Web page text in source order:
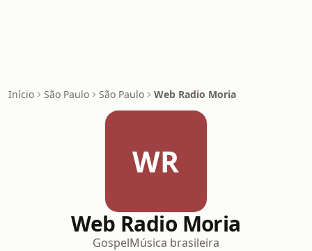
Início São Paulo São Paulo Web Radio Moria
WR
Web Radio Moria
GospelMúsica brasileira